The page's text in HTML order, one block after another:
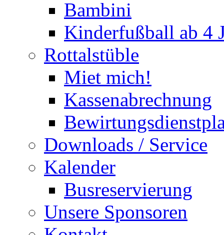
Bambini
Kinderfußball ab 4
Rottalstüble
Miet mich!
Kassenabrechnung
Downloads / Service
Kalender
Busreservierung
Unsere Sponsoren